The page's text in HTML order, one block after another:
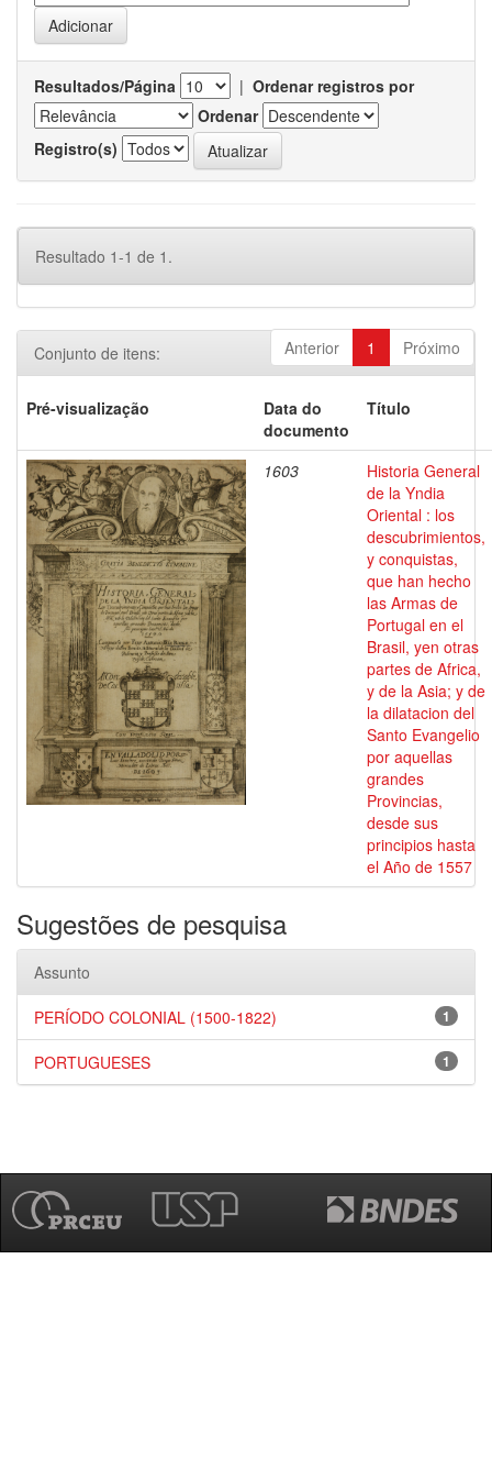
Resultados/Página | Ordenar registros por
Ordenar
Registro(s)
Resultado 1-1 de 1.
Anterior 1 Próximo
Conjunto de itens:
Pré-visualização
Data do
documento
Título
1603
Historia General
de la Yndia
Oriental : los
descubrimientos,
y conquistas,
que han hecho
las Armas de
Portugal en el
Brasil, yen otras
partes de Africa,
y de la Asia; y de
la dilatacion del
Santo Evangelio
por aquellas
grandes
Provincias,
desde sus
principios hasta
el Año de 1557
Sugestões de pesquisa
Assunto
1
PERÍODO COLONIAL (1500-1822)
1
PORTUGUESES